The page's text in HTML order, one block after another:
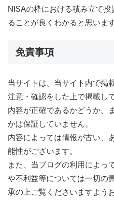
NISAの枠における積み立て
ることが良くわかると思います
免責事項
当サイトは、当サイト内で掲
注意・確認をした上で掲載し
内容が正確であるかどうか、
かは保証していません。
内容によっては情報が古い、
能性がございます。
また、当ブログの利用によっ
や不利益等については一切の
承の上ご覧くださいますよう